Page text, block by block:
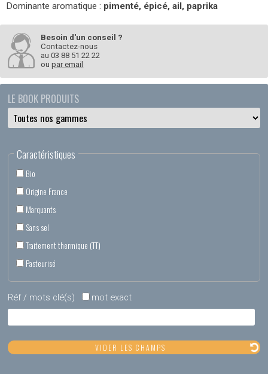
Dominante aromatique : pimenté, épicé, ail, paprika
Besoin d'un conseil ?
Contactez-nous
au03 88 51 22 22
oupar email
LE BOOK PRODUITS
Caractéristiques
Bio
Origine France
Marquants
Sans sel
Traitement thermique (TT)
Pasteurisé
Réf / mots clé(s) mot exact